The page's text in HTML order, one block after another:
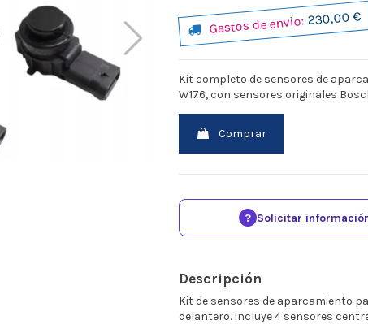
Gastos de envio:230,00 €
Kit completo de sensores de
W176, con sensores originales
Comprar
? Solicitar
Descripción
Kit de sensores de aparcamiento
delantero. Incluye 4 sensores